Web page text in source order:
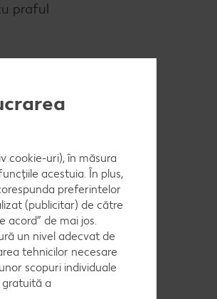
praful
oul și
cookie-uri), în măsura
acestuia. În plus,
preferintelor
(publicitar) de către
acord” de mai jos.
un nivel adecvat de
tehnicilor necesare
scopuri individuale
gratuită a